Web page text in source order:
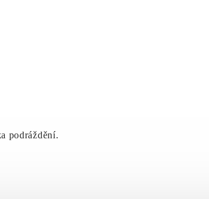
podráždění.